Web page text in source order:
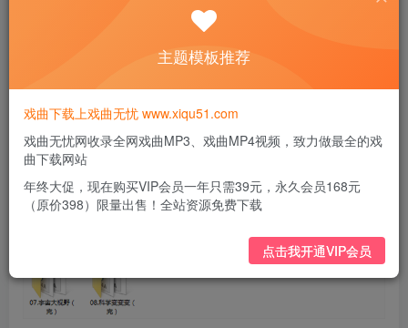
主题模板推荐
戏曲下载上戏曲无忧 www.xiqu51.com
戏曲无忧网收录全网戏曲MP3、戏曲MP4视频，致力做最全的戏
曲下载网站
年终大促，现在购买VIP会员一年只需39元，永久会员168元
（原价398）限量出售！全站资源免费下载
点击我开通VIP会员